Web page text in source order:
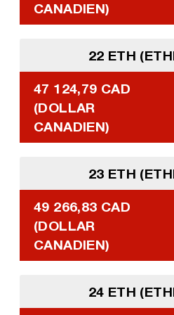
CANADIEN)
22 ETH
47 124,79 CAD
(DOLLAR
CANADIEN)
23 ETH
49 266,83 CAD
(DOLLAR
CANADIEN)
24 ETH